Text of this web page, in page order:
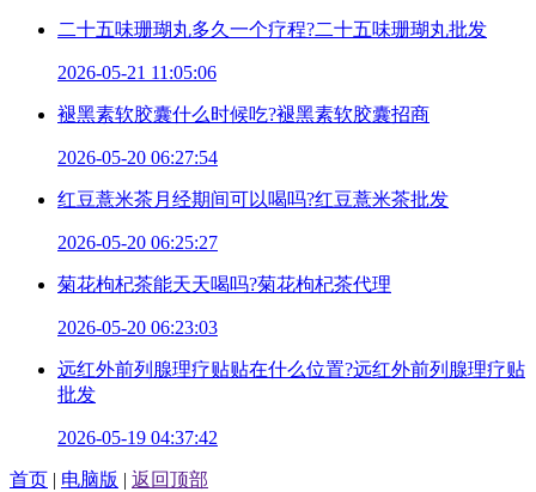
二十五味珊瑚丸多久一个疗程?二十五味珊瑚丸批发
2026-05-21 11:05:06
褪黑素软胶囊什么时候吃?褪黑素软胶囊招商
2026-05-20 06:27:54
红豆薏米茶月经期间可以喝吗?红豆薏米茶批发
2026-05-20 06:25:27
菊花枸杞茶能天天喝吗?菊花枸杞茶代理
2026-05-20 06:23:03
远红外前列腺理疗贴贴在什么位置?远红外前列腺理疗贴
批发
2026-05-19 04:37:42
首页 | 电脑版 | 返回顶部